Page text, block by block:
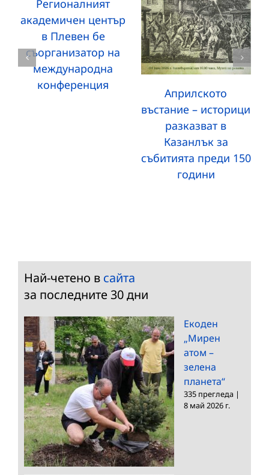
Регионалният
академичен център
в Плевен бе
съорганизатор на
международна
конференция
Априлското
въстание – историци
разказват в
Казанлък за
събитията преди 150
години
Най-четено в сайта
за последните 30 дни
Екоден
„Мирен
атом –
зелена
планета“
335 прегледа |
8 май 2026 г.